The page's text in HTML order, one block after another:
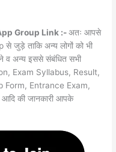
Group Link :-अतः आपसे
जुड़े ताकि अन्य लोगों को भी
व अन्य इससे संबंधित सभी
Exam Syllabus, Result,
Form, Entrance Exam,
की जानकारी आपके